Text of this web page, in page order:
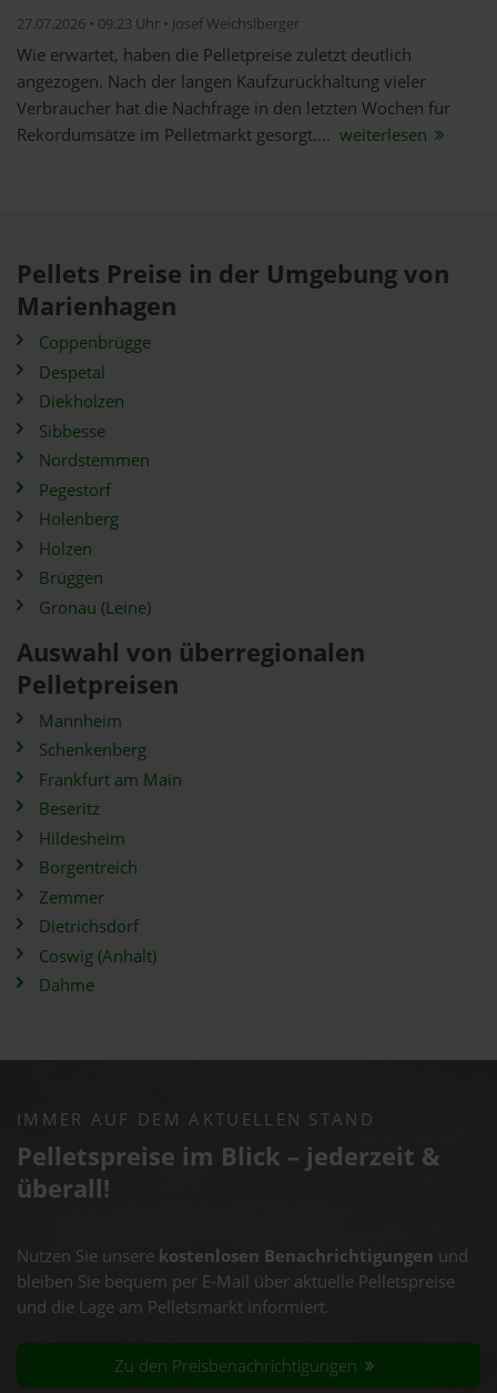
27.07.2026 • 09:23 Uhr • Josef Weichslberger
Wie erwartet, haben die Pelletpreise zuletzt deutlich
angezogen. Nach der langen Kaufzurückhaltung vieler
Verbraucher hat die Nachfrage in den letzten Wochen für
Rekordumsätze im Pelletmarkt gesorgt.... weiterlesen
Pellets Preise in der Umgebung von
Marienhagen
Coppenbrügge
Despetal
Diekholzen
Sibbesse
Nordstemmen
Pegestorf
Holenberg
Holzen
Brüggen
Gronau (Leine)
Auswahl von überregionalen
Pelletpreisen
Mannheim
Schenkenberg
Frankfurt am Main
Beseritz
Hildesheim
Borgentreich
Zemmer
Dietrichsdorf
Coswig (Anhalt)
Dahme
IMMER AUF DEM AKTUELLEN STAND
Pelletspreise im Blick – jederzeit &
überall!
Nutzen Sie unsere kostenlosen Benachrichtigungen und
bleiben Sie bequem per E-Mail über aktuelle Pelletspreise
und die Lage am Pelletsmarkt informiert.
Zu den Preisbenachrichtigungen